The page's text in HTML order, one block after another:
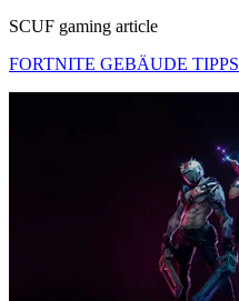
SCUF gaming article
FORTNITE GEBÄUDE TIPPS